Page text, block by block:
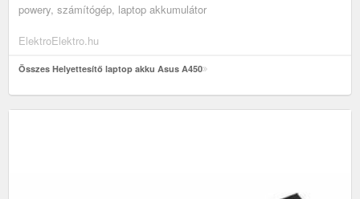
powery, számítógép, laptop akkumulátor
ElektroElektro.hu
Összes Helyettesítő laptop akku Asus A450